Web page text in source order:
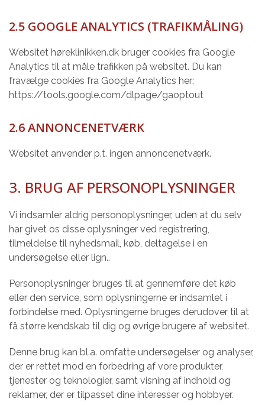
2.5 GOOGLE ANALYTICS (TRAFIKMÅLING)
Websitet høreklinikken.dk bruger cookies fra Google
Analytics til at måle trafikken på websitet. Du kan
fravælge cookies fra Google Analytics her:
https://tools.google.com/dlpage/gaoptout
2.6 ANNONCENETVÆRK
Websitet anvender p.t. ingen annoncenetværk.
3. BRUG AF PERSONOPLYSNINGER
Vi indsamler aldrig personoplysninger, uden at du selv
har givet os disse oplysninger ved registrering,
tilmeldelse til nyhedsmail, køb, deltagelse i en
undersøgelse eller lign..
Personoplysninger bruges til at gennemføre det køb
eller den service, som oplysningerne er indsamlet i
forbindelse med. Oplysningerne bruges derudover til at
få større kendskab til dig og øvrige brugere af websitet.
Denne brug kan bl.a. omfatte undersøgelser og analyser,
der er rettet mod en forbedring af vore produkter,
tjenester og teknologier, samt visning af indhold og
reklamer, der er tilpasset dine interesser og hobbyer.